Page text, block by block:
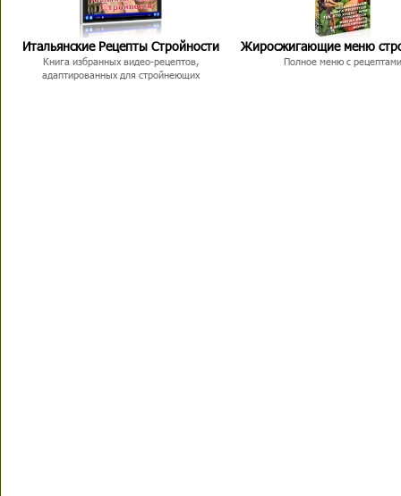
Итальянские Рецепты Стройности
Книга избранных видео-рецептов,
адаптированных для стройнеющих
Жиросжигающие меню
Полное меню с рецептами